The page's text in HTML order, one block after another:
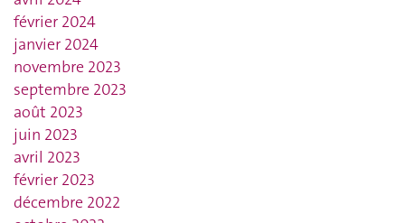
février 2024
janvier 2024
novembre 2023
septembre 2023
août 2023
juin 2023
avril 2023
février 2023
décembre 2022